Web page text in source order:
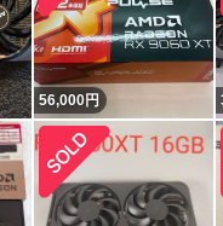
56,000円